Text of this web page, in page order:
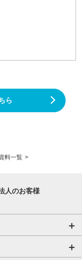
ら
料一覧
人のお客様